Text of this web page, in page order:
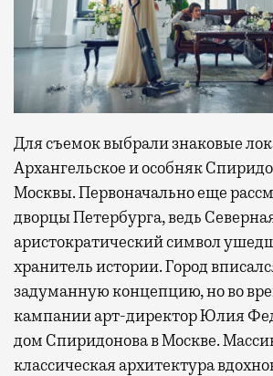
Для съемок выбрали знаковые
Архангельское и особняк
Москвы. Первоначально еще
дворцы Петербурга, ведь
аристократический символ
хранитель истории. Город
задуманную концепцию, но во
кампании арт-директор Юлия
дом Спиридонова в Москве.
классическая архитектура